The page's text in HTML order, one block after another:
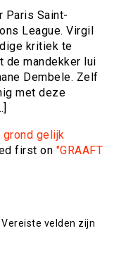
Paris Saint-
League. Virgil
kritiek te
de mandekker lui
Dembele. Zelf
met deze
grond gelijk
first on "GRAAFT
Vereiste velden zijn